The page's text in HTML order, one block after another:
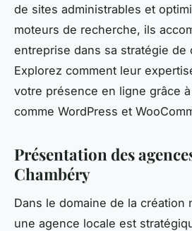
de sites administrables et
moteurs de recherche, ils
entreprise dans sa stratégie de
Explorez comment leur
votre présence en ligne grâce
comme WordPress et
Présentation des
Chambéry
Dans le domaine de la création
une agence locale est